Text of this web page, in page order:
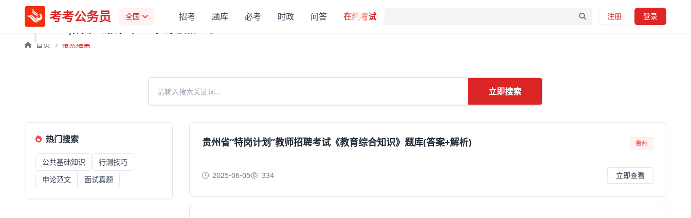
考考公务员 全国 招考 题库 必考 时政 问答 在线考试 注册 登录
首页 搜索结果
立即搜索
热门搜索
公共基础知识
行测技巧
申论范文
面试真题
贵州省“特岗计划”教师招聘考试《教育综合知识》题库(答案+解析) 贵州
2025-06-05 334 立即查看
✓ 3分钟前